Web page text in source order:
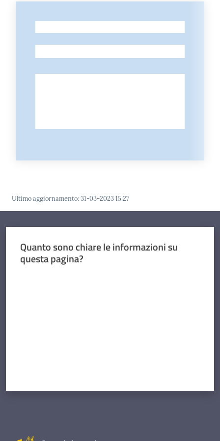
-
Ultimo aggiornamento:31-03-2023 15:27
Quanto sono chiare le informazioni su
questa pagina?